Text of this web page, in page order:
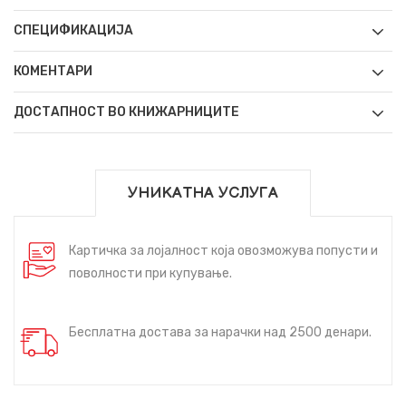
СПЕЦИФИКАЦИЈА
КОМЕНТАРИ
ДОСТАПНОСТ ВО КНИЖАРНИЦИТЕ
УНИКАТНА УСЛУГА
Картичка за лојалност која овозможува попусти и
поволности при купување.
Бесплатна достава за нарачки над 2500 денари.